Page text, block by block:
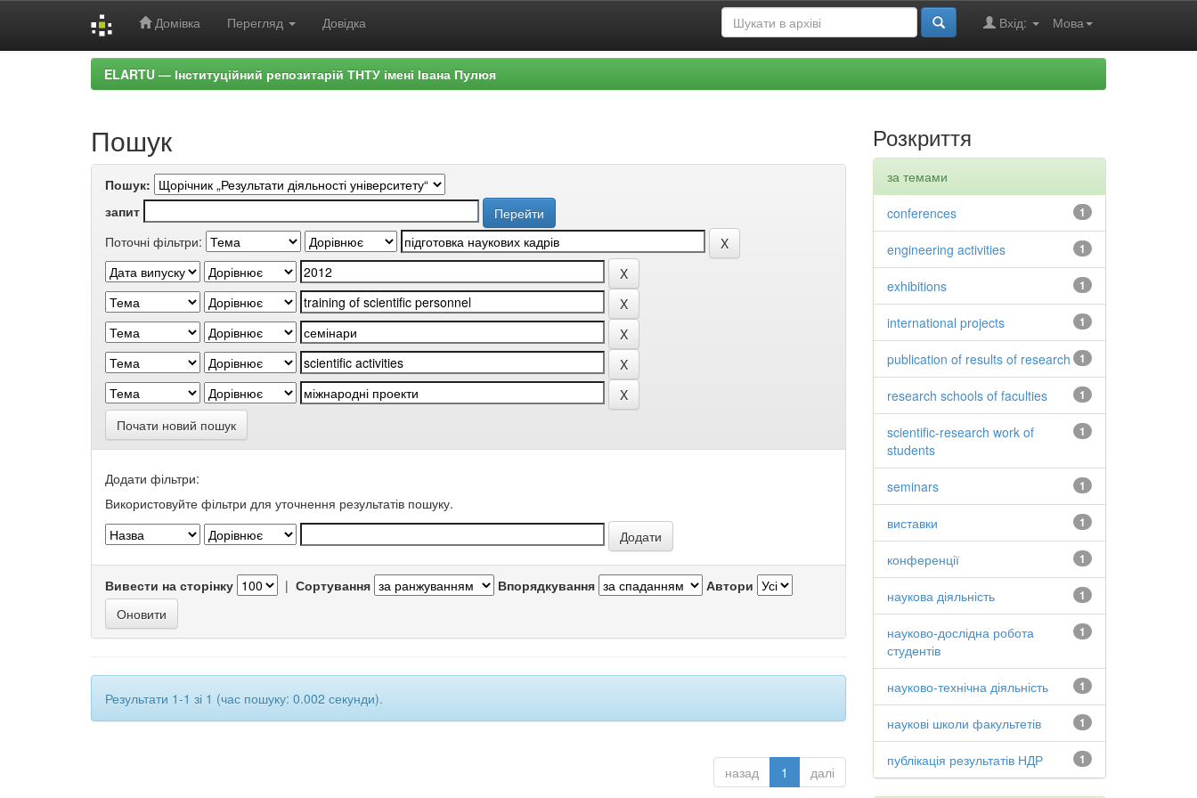
Домівка Перегляд Довідка Мова
Вхід:
ELARTU — Інституційний репозитарій ТНТУ імені Івана Пулюя
Пошук
Пошук:
запит
Поточні фільтри:
Почати новий пошук
Додати фільтри:
Використовуйте фільтри для уточнення результатів пошуку.
Вивести на сторінку | Сортування Впорядкування Автори
Результати 1-1 зі 1 (час пошуку: 0.002 секунди).
назад 1 далі
Розкриття
за темами
1
conferences
1
engineering activities
1
exhibitions
1
international projects
1
publication of results of research
1
research schools of faculties
1
scientific-research work of
students
1
seminars
1
виставки
1
конференції
1
наукова діяльність
1
науково-дослідна робота
студентів
1
науково-технічна діяльність
1
наукові школи факультетів
1
публікація результатів НДР